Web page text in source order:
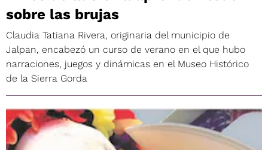
sobre las brujas
Claudia Tatiana Rivera, originaria del municipio de
Jalpan, encabezó un curso de verano en el que hubo
narraciones, juegos y dinámicas en el Museo Histórico
de la Sierra Gorda